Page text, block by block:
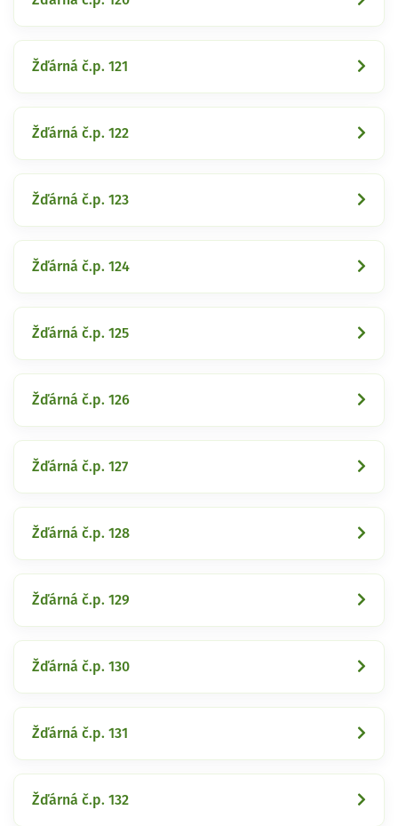
Žďárná č.p. 121
Žďárná č.p. 122
Žďárná č.p. 123
Žďárná č.p. 124
Žďárná č.p. 125
Žďárná č.p. 126
Žďárná č.p. 127
Žďárná č.p. 128
Žďárná č.p. 129
Žďárná č.p. 130
Žďárná č.p. 131
Žďárná č.p. 132